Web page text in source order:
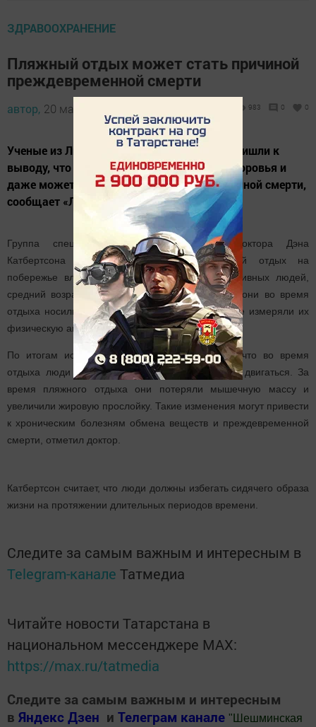
ЗДРАВООХРАНЕНИЕ
Пляжный отдых может стать причиной
преждевременной смерти
автор, 20 мая 2017 - 05:32 983 0 0
Ученые из Ливерпульского университета пришли к
выводу, что пляжный отдых вреден для здоровья и
даже может стать причиной преждевременной смерти,
сообщает «Лента.ру».
Группа специалистов под руководством доктора Дэна
Катбертсона изучила то, как двухнедельный отдых на
побережье влияет на здоровых, физически активных людей,
средний возраст которых составил 25 лет. Все они во время
отдыха носили специальные устройства, которые измеряли их
физическую активность.
По итогам исследования ученые обнаружили, что во время
отдыха люди начинают больше есть и меньше двигаться. За
время пляжного отдыха они потеряли мышечную массу и
увеличили жировую прослойку. Такие изменения могут привести
к хроническим болезням обмена веществ и преждевременной
смерти, отметил доктор.
Катбертсон считает, что люди должны избегать сидячего образа
жизни на протяжении длительных периодов времени.
Следите за самым важным и интересным в
Telegram-канале Татмедиа
Читайте новости Татарстана в
национальном мессенджере MАХ:
https://max.ru/tatmedia
Следите за самым важным и интересным
в Яндекс Дзен и Телеграм канале " Шешминская